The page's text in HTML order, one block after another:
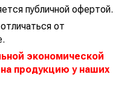
публичной офертой.
от
экономической
продукцию у наших